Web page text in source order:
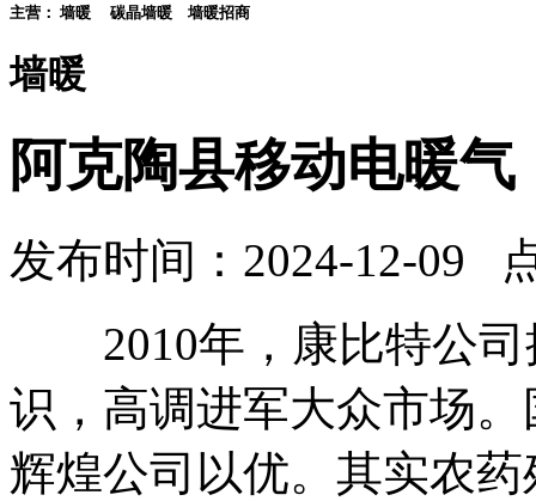
主营： 墙暖 碳晶墙暖 墙暖招商
墙暖
阿克陶县移动电暖气
发布时间：2024-12-09
2010年，康比特公司
识，高调进军大众市场
辉煌公司以优。其实农